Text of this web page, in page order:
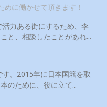
に働かせて頂きます！
力ある街にするため、李
と、相談したことがあれ...
。2015年に日本国籍を取
のために、役に立て...